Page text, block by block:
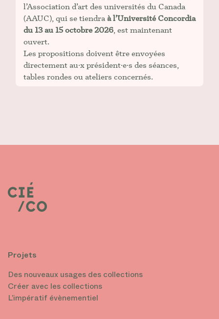
l’Association d’art des universités du Canada
(AAUC), qui se tiendra à l’Université Concordia
du 13 au 15 octobre 2026 , est maintenant
ouvert.
Les propositions doivent être envoyées
directement au·x président·e·s des séances,
tables rondes ou ateliers concernés.
Projets
Des nouveaux usages des collections
Créer avec les collections
L’impératif évènementiel